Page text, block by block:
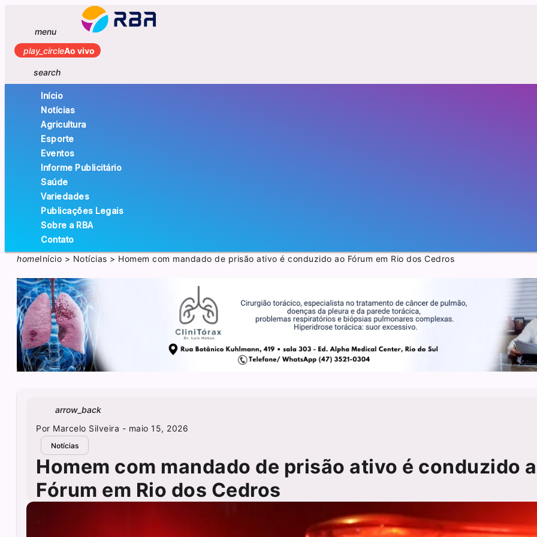
menu
play_circleAo vivo
search
Início
Notícias
Agricultura
Esporte
Eventos
Informe Publicitário
Saúde
Variedades
Publicações Legais
Sobre a RBA
Contato
homeInício > Notícias > Homem com mandado de prisão ativo é conduzido ao Fórum em Rio dos Cedros
arrow_back
Por Marcelo Silveira - maio 15, 2026
Notícias
Homem com mandado de prisão ativo é conduzido
Fórum em Rio dos Cedros